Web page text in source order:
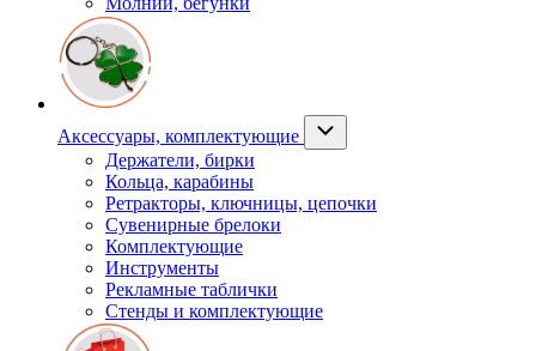
Аксессуары, комплектующие
Держатели, бирки
Кольца, карабины
Ретракторы, ключницы, цепочки
Сувенирные брелоки
Комплектующие
Инструменты
Рекламные таблички
Стенды и комплектующие